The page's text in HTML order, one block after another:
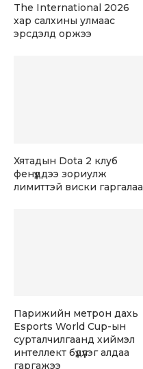
The International 2026
хар салхины улмаас
эрсдэлд оржээ
Хятадын Dota 2 клуб
фенүүддээ зориулж
лимиттэй виски гаргалаа
Парижийн метрон дахь
Esports World Cup-ын
сурталчилгаанд хиймэл
интеллект бүдүүлэг алдаа
гаргажээ